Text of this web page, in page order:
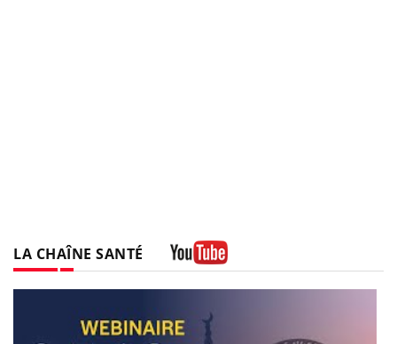
LA CHAÎNE SANTÉ